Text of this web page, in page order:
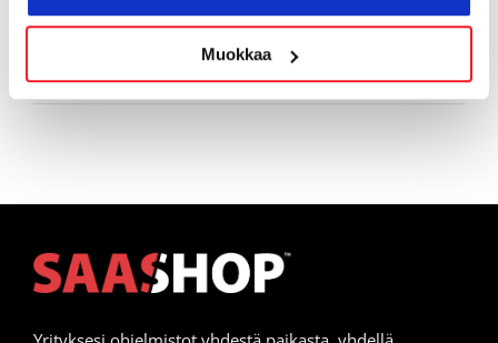
Muokkaa
Webinaaritallenteet
Yhteistyö